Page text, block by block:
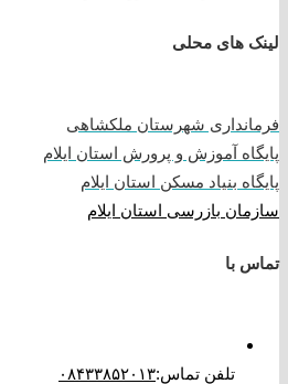
لینک های محلی
فرمانداری شهرستان ملکشاهی
پایگاه آموزش و پرورش استان ایلام
پایگاه بنیاد مسکن استان ایلام
سازمان بازرسی استان ایلام
تماس با
تلفن تماس:۰۸۴۳۳۸۵۲۰۱۳